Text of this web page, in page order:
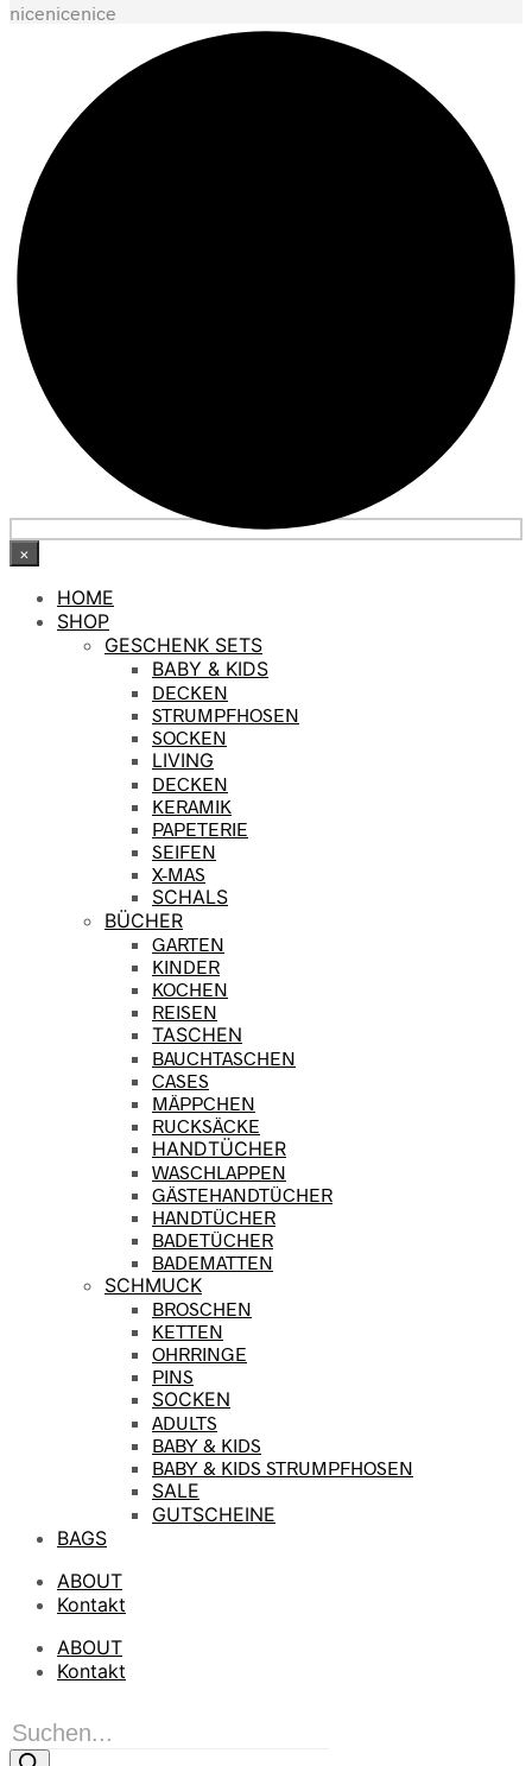
nicenicenice
×
HOME
SHOP
GESCHENK SETS
BABY & KIDS
DECKEN
STRUMPFHOSEN
SOCKEN
LIVING
DECKEN
KERAMIK
PAPETERIE
SEIFEN
X-MAS
SCHALS
BÜCHER
GARTEN
KINDER
KOCHEN
REISEN
TASCHEN
BAUCHTASCHEN
CASES
MÄPPCHEN
RUCKSÄCKE
HANDTÜCHER
WASCHLAPPEN
GÄSTEHANDTÜCHER
HANDTÜCHER
BADETÜCHER
BADEMATTEN
SCHMUCK
BROSCHEN
KETTEN
OHRRINGE
PINS
SOCKEN
ADULTS
BABY & KIDS
BABY & KIDS STRUMPFHOSEN
SALE
GUTSCHEINE
BAGS
ABOUT
Kontakt
ABOUT
Kontakt
Products
search